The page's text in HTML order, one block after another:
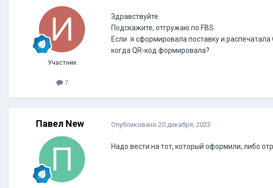
Участник
7
Здравствуйте.
Подскажите, отгружаю по FBS.
Если я сформировала поставку и
когда QR-код формировала?
Павел New Опубликовано 20 декабря, 2023
Надо вести на тот, который оформили, либо